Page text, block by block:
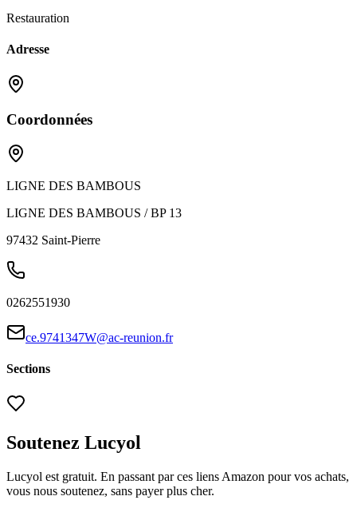
Restauration
Adresse
Coordonnées
LIGNE DES BAMBOUS
LIGNE DES BAMBOUS / BP 13
97432 Saint-Pierre
0262551930
ce.9741347W@ac-reunion.fr
Sections
Soutenez Lucyol
Lucyol est gratuit. En passant par ces liens Amazon pour vos achats,
vous nous soutenez, sans payer plus cher.